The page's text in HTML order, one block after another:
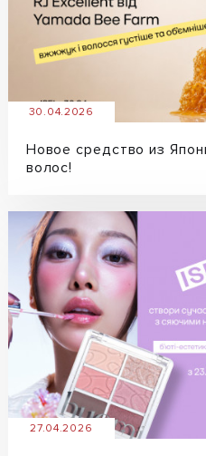
30.04.2026
Новое средство из
волос!
27.04.2026